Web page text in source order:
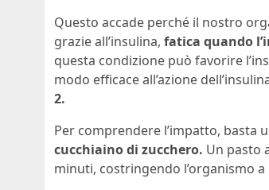
Questo accade perché il nostro
grazie all’insulina, fatica quando
questa condizione può favorire
modo efficace all’azione
2.
Per comprendere l’impatto, basta
cucchiaino di zucchero. Un pasto
minuti, costringendo l’organismo